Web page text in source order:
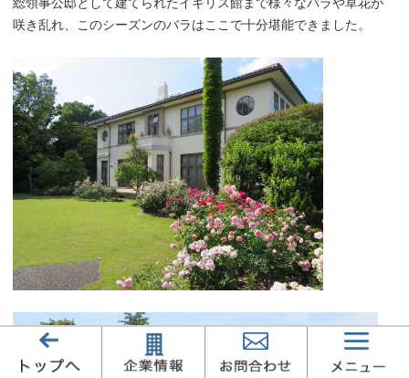
総領事公邸として建てられたイギリス館まで様々なバラや草花が
咲き乱れ、このシーズンのバラはここで十分堪能できました。